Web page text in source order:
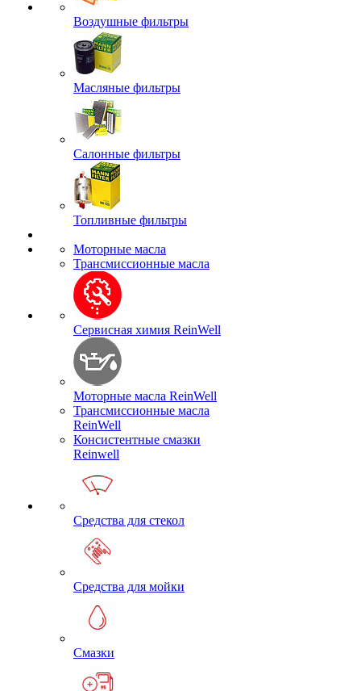
Воздушные фильтры
Масляные фильтры
Салонные фильтры
Топливные фильтры
Моторные масла
Трансмиссионные масла
Сервисная химия ReinWell
Моторные масла ReinWell
Трансмиссионные масла
ReinWell
Консистентные смазки
Reinwell
Средства для стекол
Средства для мойки
Смазки